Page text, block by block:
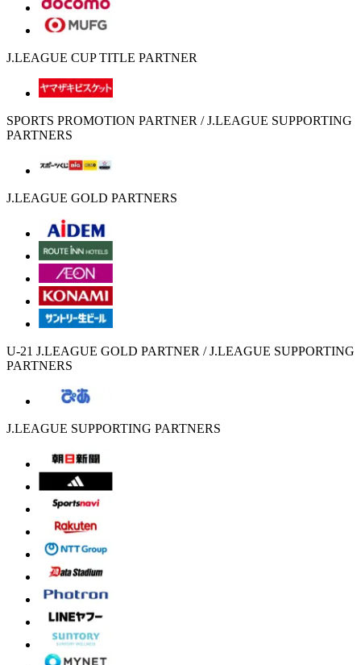
J.LEAGUE CUP TITLE PARTNER
SPORTS PROMOTION PARTNER / J.LEAGUE SUPPORTING
PARTNERS
J.LEAGUE GOLD PARTNERS
U-21 J.LEAGUE GOLD PARTNER / J.LEAGUE SUPPORTING
PARTNERS
J.LEAGUE SUPPORTING PARTNERS